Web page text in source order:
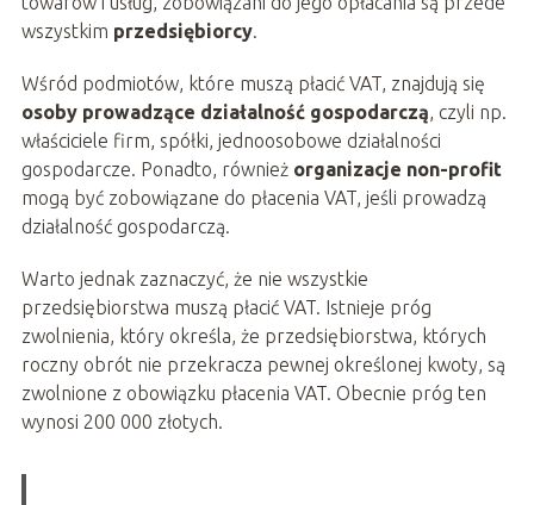
wszystkim przedsiębiorcy.
Wśród podmiotów, które muszą płacić VAT, znajdują się
osoby prowadzące działalność gospodarczą, czyli np.
właściciele firm, spółki, jednoosobowe działalności
gospodarcze. Ponadto, również organizacje non-profit
mogą być zobowiązane do płacenia VAT, jeśli prowadzą
działalność gospodarczą.
Warto jednak zaznaczyć, że nie wszystkie
przedsiębiorstwa muszą płacić VAT. Istnieje próg
zwolnienia, który określa, że przedsiębiorstwa, których
roczny obrót nie przekracza pewnej określonej kwoty, są
zwolnione z obowiązku płacenia VAT. Obecnie próg ten
wynosi 200 000 złotych.